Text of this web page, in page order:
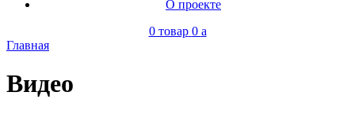
О проекте
0 товар 0 a
Главная
Видео